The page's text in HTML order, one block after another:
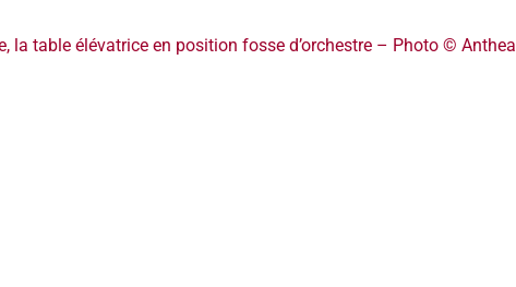
la table élévatrice en position fosse d’orchestre – Photo © Anthea